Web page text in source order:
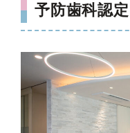
予防歯科認